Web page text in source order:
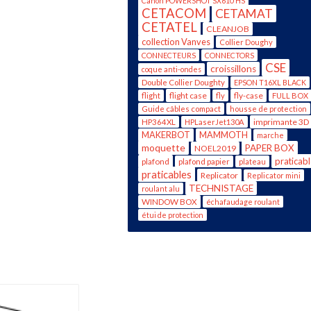
CETACOM CETAMAT
CETATEL CLEANJOB
collection Vanves
Collier Doughy
CONNECTEURS
CONNECTORS
coque anti-ondes
croissillons CSE
Double Collier Doughty
EPSON T16XL BLACK
flight
flight case fly fly-case
FULL BOX
Guide câbles compact
housse de protection
HP364XL
HPLaserJet130A
imprimante 3D
MAKERBOT
MAMMOTH marche
moquette NOEL2019 PAPER BOX
plafond plafond papier plateau
praticables Replicator
Replicator mini
roulant alu
TECHNISTAGE
WINDOW BOX
échafaudage roulant
étui de protection